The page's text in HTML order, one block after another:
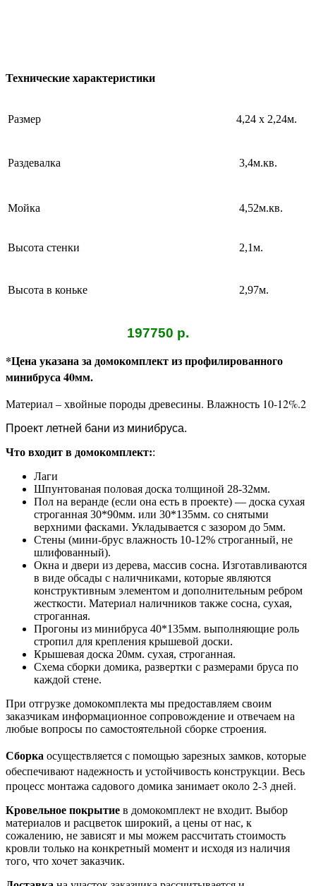
Технические характеристики
Размер 4,24 х 2,24м.
Раздевалка 3,4м.кв.
Мойка 4,52м.кв.
Высота стенки 2,1м.
Высота в коньке 2,97м.
197750 р.
*Цена указана за домокомплект из профилированного
минибруса 40мм.
Материал – хвойные породы древесины. Влажность 10-12%.2
Проект летней бани из минибруса.
Что входит в домокомплект::
Лаги
Шпунтованая половая доска толщиной 28-32мм.
Пол на веранде (если она есть в проекте) — доска сухая
строганная 30*90мм. или 30*135мм. со снятыми
верхними фасками. Укладывается с зазором до 5мм.
Стены (мини-брус влажность 10-12% строганный, не
шлифованный).
Окна и двери из дерева, массив сосна. Изготавливаются
в виде обсады с наличниками, которые являются
конструктивным элементом и дополнительным ребром
жесткости. Материал наличников также сосна, сухая,
строганная.
Прогоны из минибруса 40*135мм. выполняющие роль
стропил для крепления крышевой доски.
Крышевая доска 20мм. сухая, строганная.
Схема сборки домика, развертки с размерами бруса по
каждой стене.
При отгрузке домокомплекта мы предоставляем своим
заказчикам информационное сопровождение и отвечаем на
любые вопросы по самостоятельной сборке строения.
Сборкаосуществляется с помощью зарезных замков, которые
обеспечивают надежность и устойчивость конструкции. Весь
процесс монтажа садового домика занимает около 2-3 дней.
Кровельное покрытие в домокомплект не входит. Выбор
материалов и расцветок широкий, а цены от нас, к
сожалению, не зависят и мы можем рассчитать стоимость
кровли только на конкретный момент и исходя из наличия
того, что хочет заказчик.